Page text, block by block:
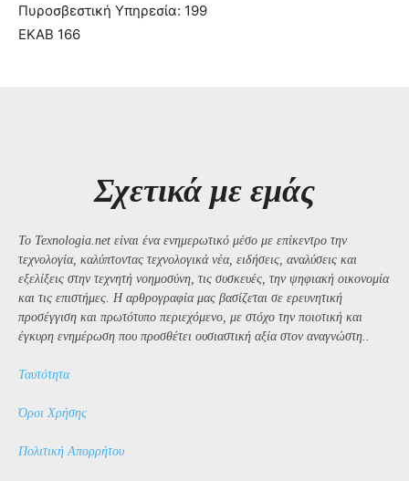
Πυροσβεστική Υπηρεσία: 199
ΕΚΑΒ 166
Σχετικά με εμάς
Το Texnologia.net είναι ένα ενημερωτικό μέσο με επίκεντρο την
τεχνολογία, καλύπτοντας τεχνολογικά νέα, ειδήσεις, αναλύσεις και
εξελίξεις στην τεχνητή νοημοσύνη, τις συσκευές, την ψηφιακή οικονομία
και τις επιστήμες. Η αρθρογραφία μας βασίζεται σε ερευνητική
προσέγγιση και πρωτότυπο περιεχόμενο, με στόχο την ποιοτική και
έγκυρη ενημέρωση που προσθέτει ουσιαστική αξία στον αναγνώστη..
Ταυτότητα
Όροι Χρήσης
Πολιτική Απορρήτου